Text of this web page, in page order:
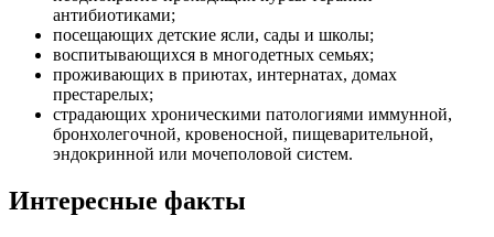
антибиотиками;
посещающих детские ясли, сады и школы;
воспитывающихся в многодетных семьях;
проживающих в приютах, интернатах, домах
престарелых;
страдающих хроническими патологиями иммунной,
бронхолегочной, кровеносной, пищеварительной,
эндокринной или мочеполовой систем.
Интересные факты